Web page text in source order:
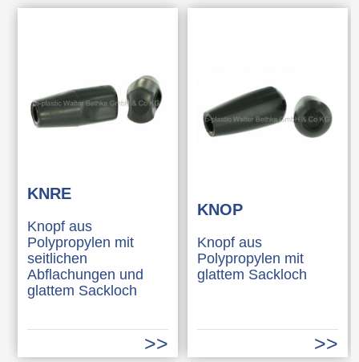
KNRE
Knopf aus
Polypropylen mit
seitlichen
Abflachungen und
glattem Sackloch
KNOP
Knopf aus
Polypropylen mit
glattem Sackloch